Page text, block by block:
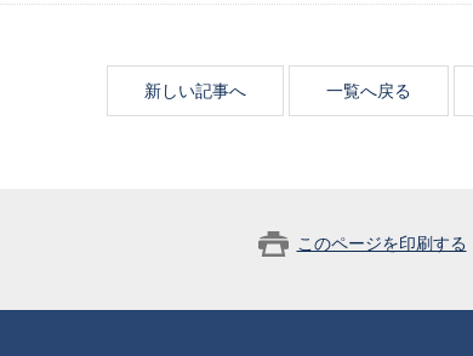
新しい記事へ 一覧へ戻る
このページを印刷する